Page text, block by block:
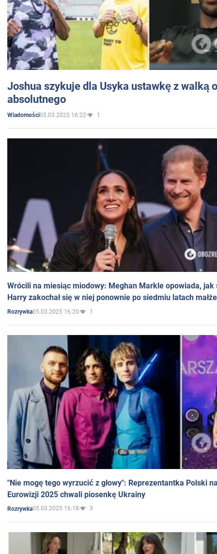
Joshua szykuje dla Usyka ustawkę z walką
absolutnego
Wiadomości05.03.2025 16:22 1
Wrócili na miesiąc miodowy: Meghan Markle opowiada, jak
Harry zakochał się w niej ponownie po siedmiu latach
Rozrywka05.03.2025 16:20 1
"Nie mogę tego wyrzucić z głowy": Reprezentantka Polski
Eurowizji 2025 chwali piosenkę Ukrainy
Rozrywka05.03.2025 16:18 3